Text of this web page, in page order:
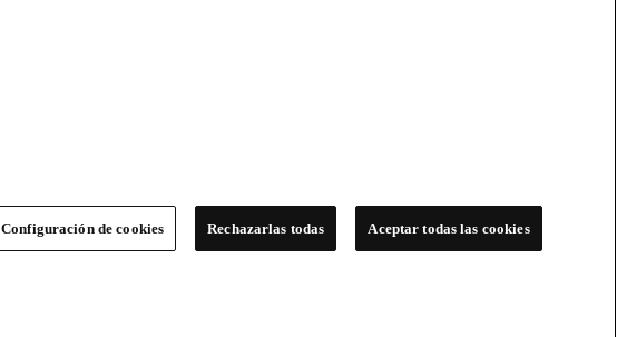
Configuración de cookies Rechazarlas todas Aceptar todas las cookies